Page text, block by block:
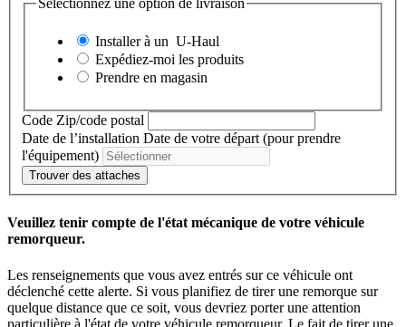
Sélectionnez une option de livraison
Installer à un U-Haul
Expédiez-moi les produits
Prendre en magasin
Code Zip/code postal
Date de l’installation Date de votre départ (pour prendre
l'équipement)
Trouver des attaches
Veuillez tenir compte de l'état mécanique de votre véhicule
remorqueur.
Les renseignements que vous avez entrés sur ce véhicule ont
déclenché cette alerte. Si vous planifiez de tirer une remorque sur
quelque distance que ce soit, vous devriez porter une attention
particulière à l'état de votre véhicule remorqueur. Le fait de tirer une